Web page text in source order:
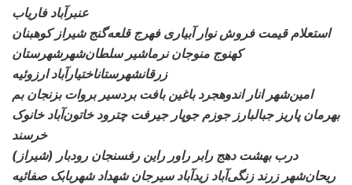
عنبرآباد فاریاب
استعلام قیمت فروش نوار آبیاریفهرج قلعه‌گنج شیراز کوهبنان
کهنوج منوجان نرماشیر سلطان‌شهرشهرستان
زرقانشهرستاناختیارآباد ارزوئیه
امین‌شهر انار اندوهجردباغین بافت بردسیر بروات بزنجان بم
بهرمان پاریز جبالبارز جوزم جوپار جیرفت چترود خاتون‌آباد خانوک
خرسند
درب بهشت دهج رابر راور راین رفسنجان رودبار (شیراز)
ریحان‌شهر زرند زنگی‌آباد زیدآباد سیرجان شهداد شهربابک صفائیه